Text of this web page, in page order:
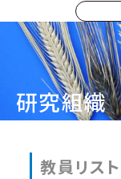
研究組織
教員リスト